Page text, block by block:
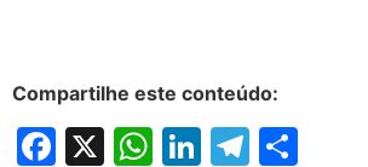
Compartilhe este conteúdo:
Facebook
X WhatsApp
LinkedIn